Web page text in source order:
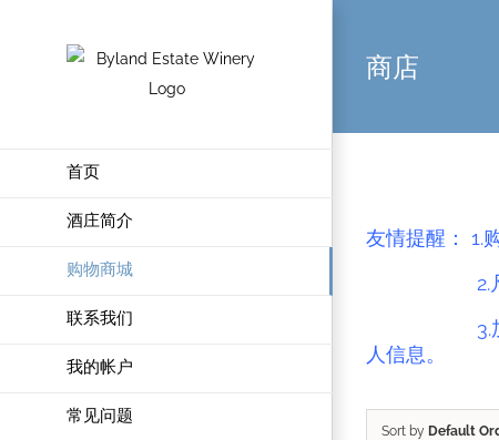
首页
酒庄简介
购物商城
联系我们
我的帐户
常见问题
商店
友情提醒： 1.
2.
3.
人信息。
Sort by Default